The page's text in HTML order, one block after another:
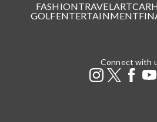
FASHIONTRAVELARTCAR
GOLFENTERTAINMENT
Connect with